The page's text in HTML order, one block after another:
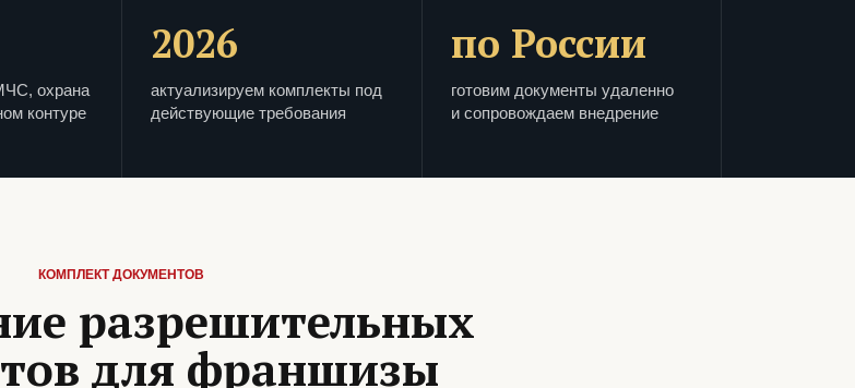
охрана
контуре
2026
актуализируем комплекты под
действующие требования
по России
готовим документы удаленно
и сопровождаем внедрение
КОМПЛЕКТ ДОКУМЕНТОВ
разрешительных
для франшизы